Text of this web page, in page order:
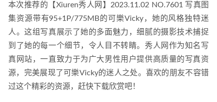
本次推荐的【Xiuren秀人网】2023.11.02 NO.7601 写真图
集资源带有95+1P/775MB的可樂Vicky，她的风格独特迷
人。这组写真展示了她的多面魅力，细腻的摄影技术捕捉
到了她的每一个细节，令人目不转睛。秀人网作为知名写
真网站，一直致力于为广大男性用户提供高质量的写真资
源，完美展现了可樂Vicky的迷人之处。喜欢的朋友不容错
过这个精彩的资源，赶快下载欣赏吧！